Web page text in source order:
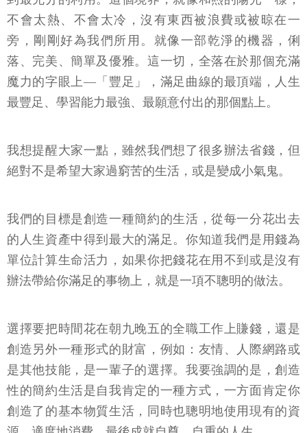
不會太熱、不會太冷，沒有東西被浪費或被晾在一
旁，剛剛好為我們所用。就像一部乾淨的機器，俐
落、完美、簡單及優雅。這一切，全落在於那個充滿
魔力的字眼上—「豐足」，滿足曲線的最頂端，人生
最豐足、學習能力最強、最願意付出的那個點上。
我想提醒大家一點，雖然我們想了很多辦法省錢，但
絕對不是希望大家過窮苦的生活，或是變成小氣鬼。
我們的目標是創造一種簡約的生活，從每一分花出去
的人生資產中得到最大的滿足。你知道我們是用錢為
單位計算生命活力，如果你把錢花在用不到或是沒有
辦法帶給你滿足的事物上，就是一項不聰明的做法。
選擇要把時間花在朝九晚五的全職工作上賺錢，還是
創造另外一種形式的財富，例如：友情、人際網路或
是其他技能，是一輩子的選擇。我要強調的是，創造
性的簡約生活是自我肯定的一種方式，一方面肯定你
創造了的基本物質生活，同時也聰明地使用現有的資